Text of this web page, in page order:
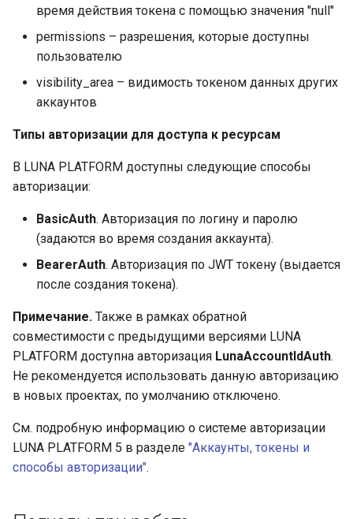
время действия токена с помощью значения "null"
permissions – разрешения, которые доступны
пользователю
visibility_area – видимость токеном данных других
аккаунтов
Типы авторизации для доступа к ресурсам
В LUNA PLATFORM доступны следующие способы
авторизации:
BasicAuth. Авторизация по логину и паролю
(задаются во время создания аккаунта).
BearerAuth. Авторизация по JWT токену (выдается
после создания токена).
Примечание. Также в рамках обратной
совместимости с предыдущими версиями LUNA
PLATFORM доступна авторизация LunaAccountIdAuth.
Не рекомендуется использовать данную авторизацию
в новых проектах, по умолчанию отключено.
См. подробную информацию о системе авторизации
LUNA PLATFORM 5 в разделе "Аккаунты, токены и
способы авторизации".